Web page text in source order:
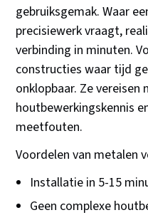
gebruiksgemak. Waar
precisiewerk vraagt,
verbinding in minuten.
constructies waar tijd
onklopbaar. Ze vereisen
houtbewerkingskennis
meetfouten.
Voordelen van metalen
Installatie in 5-15
Geen complexe